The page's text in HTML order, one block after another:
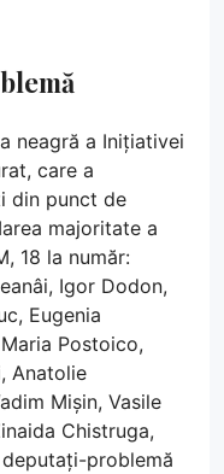
neagră a Inițiativei
care a
din punct de
majoritate a
18 la număr:
Igor Dodon,
Eugenia
Postoico,
Anatolie
Mișin, Vasile
Chistruga,
problemă